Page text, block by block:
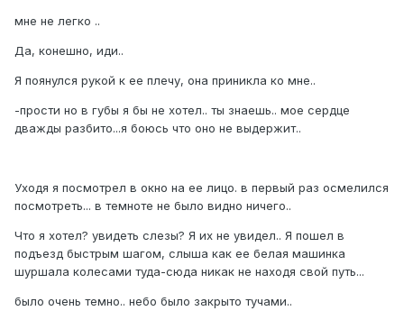
мне не легко ..
Да, конешно, иди..
Я поянулся рукой к ее плечу, она приникла ко мне..
-прости но в губы я бы не хотел.. ты знаешь.. мое сердце
дважды разбито...я боюсь что оно не выдержит..
Уходя я посмотрел в окно на ее лицо. в первый раз осмелился
посмотреть... в темноте не было видно ничего..
Что я хотел? увидеть слезы? Я их не увидел.. Я пошел в
подъезд быстрым шагом, слыша как ее белая машинка
шуршала колесами туда-сюда никак не находя свой путь...
было очень темно.. небо было закрыто тучами..